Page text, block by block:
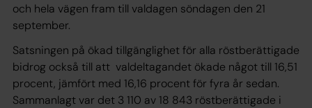
och hela vägen fram till valdagen söndagen den 21
september.
Satsningen på ökad tillgänglighet för alla röstberättigade
bidrog också till att valdeltagandet ökade något till 16,51
procent, jämfört med 16,16 procent för fyra år sedan.
Sammanlagt var det 3 110 av 18 843 röstberättigade i